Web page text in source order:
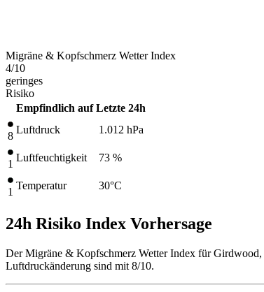
Migräne & Kopfschmerz Wetter Index
4/10
geringes
Risiko
Empfindlich auf Letzte 24h
8
Luftdruck 1.012 hPa
1
Luftfeuchtigkeit 73 %
1
Temperatur 30°C
24h Risiko Index Vorhersage
Der Migräne & Kopfschmerz Wetter Index für
Luftdruckänderung sind mit 8/10.